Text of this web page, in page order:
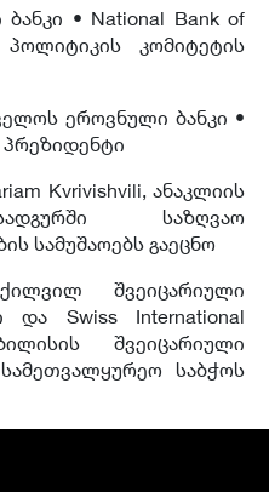
• National Bank of
კომიტეტის
ეროვნული ბანკი •
პრეზიდენტი
Kvrivishvili, ანაკლიის
საზღვაო
სამუშაოებს გაეცნო
შვეიცარიული
და Swiss International
შვეიცარიული
საბჭოს